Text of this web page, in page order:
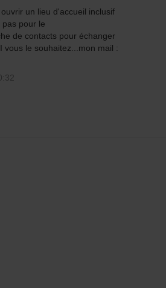
un lieu d'accueil inclusif
pour le
de contacts pour échanger
vous le souhaitez...mon mail :